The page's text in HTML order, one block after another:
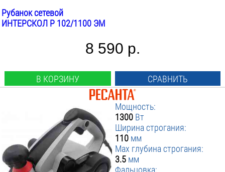
Рубанок сетевой
ИНТЕРСКОЛ Р 102/1100 ЭМ
8 590 р.
В КОРЗИНУ СРАВНИТЬ
Мощность:
1300 Вт
Ширина строгания:
110 мм
Max глубина строгания:
3.5 мм
Фальцовка: